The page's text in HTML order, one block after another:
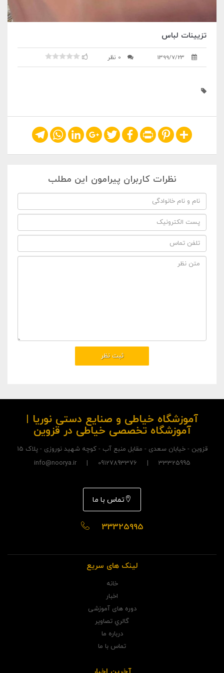
تزیینات لباس
1399/7/23 0 نظر
Share
Pinterest
Print
Facebook
Twitter
Google+
LinkedIn
WhatsApp
Telegram
نظرات کاربران پیرامون این مطلب
آموزشگاه خیاطی و صنایع دستی نوریا |
آموزشگاه تخصصی خیاطی در قزوین
قزوین - خیابان سعدی - مقابل منبع آب - کوچه شهید نوروزی - پلاک 15
33325995 | 09127893376 | info@noorya.ir
تماس با ما
33325995
لینک های سریع
خانه
اخبار
دوره های آموزشی
گالري تصاوير
درباره ما
تماس با ما